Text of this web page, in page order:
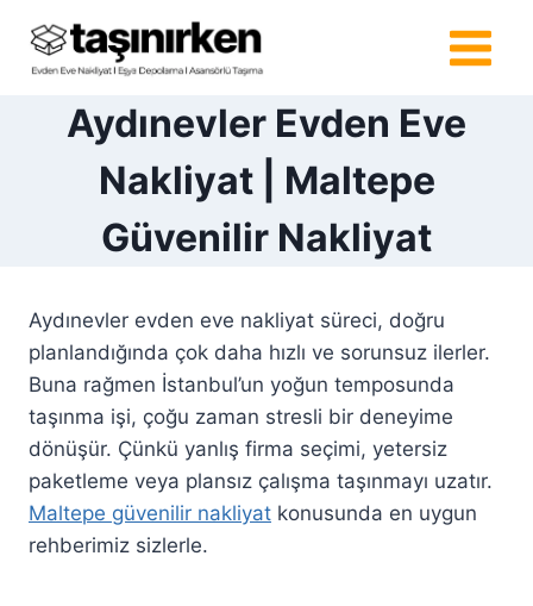
content
Aydınevler Evden Eve
Nakliyat | Maltepe
Güvenilir Nakliyat
Aydınevler evden eve nakliyat süreci, doğru
planlandığında çok daha hızlı ve sorunsuz ilerler.
Buna rağmen İstanbul’un yoğun temposunda
taşınma işi, çoğu zaman stresli bir deneyime
dönüşür. Çünkü yanlış firma seçimi, yetersiz
paketleme veya plansız çalışma taşınmayı uzatır.
Maltepe güvenilir nakliyat konusunda en uygun
rehberimiz sizlerle.